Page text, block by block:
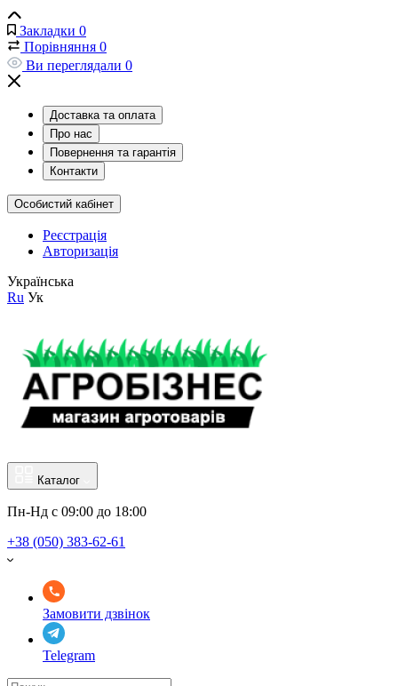
Закладки 0
Порівняння 0
Ви переглядали 0
Доставка та оплата
Про нас
Повернення та гарантія
Контакти
Особистий кабінет
Реєстрація
Авторизація
Українська
Ru Ук
Каталог
Пн-Нд с 09:00 до 18:00
+38 (050) 383-62-61
Замовити дзвінок
Telegram